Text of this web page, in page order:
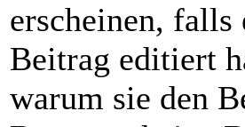
erscheinen,
Beitrag editiert
warum sie den